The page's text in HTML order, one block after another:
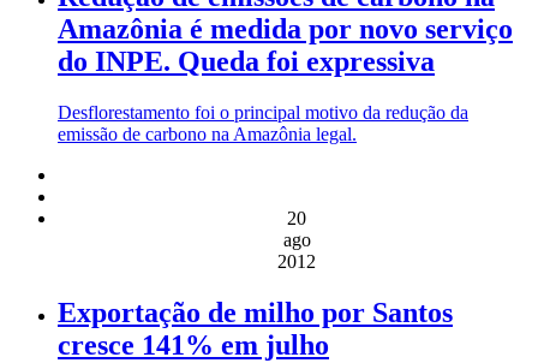
Amazônia é medida por novo serviço
do INPE. Queda foi expressiva
Desflorestamento foi o principal motivo da redução da
emissão de carbono na Amazônia legal.
20
ago
2012
Exportação de milho por Santos
cresce 141% em julho